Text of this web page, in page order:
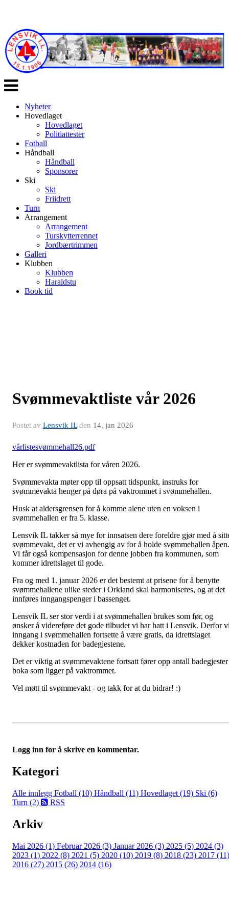
Veksle
navigasjon
Nyheter
Hovedlaget
Hovedlaget
Politiattester
Fotball
Håndball
Håndball
Sponsorer
Ski
Ski
Friidrett
Turn
Arrangement
Arrangement
Turskytterrennet
Jordbærtrimmen
Galleri
Klubben
Klubben
Haraldstu
Book tid
Svømmevaktliste vår 2026
Postet av Lensvik ILden 14. jan 2026
vårlistesvømmehall26.pdf
Her er svømmevaktlista for våren 2026.
Svømmevakta møter opp til oppsatt tidspunkt, instruks for
svømmevakta henger på døra på vaktrommet i svømmehallen.
Husk at aldersgrensen for å komme alene uten en voksen i
svømmehallen er fra 5. klasse.
Lensvik IL takker så mye for innsatsen dere foreldre gjør med å
svømmevakt, det er vi avhengig av for å holde svømmehallen åpen.
Vi får også kompensasjon for denne jobben fra kommunen, som
kommer idrettslaget til gode.
Fra og med 1. januar 2026 er det bestemt at prisene for å benytte
svømmehallene ulike steder i Orkland skal harmoniseres, og at det
innføres inngangspenger i bassenget.
Lensvik IL ser stor verdi i at svømmehallen brukes som før, og
ønsker å videreføre det gode tilbudet vi har hatt i Lensvik. Derfor
inngang i svømmehallen fortsette å være gratis, da idrettslaget
dekker kostnaden for badegjestene.
Det er viktig at svømmevaktene fortsatt fører opp antall
boka som ligger på vaktrommet.
Vel møtt til svømmevakt - og takk for at du bidrar! :)
Logg inn for å skrive en kommentar.
Kategori
Alle innlegg Fotball (10) Håndball (11) Hovedlaget (19) Ski (6)
Turn (2)
RSS
Arkiv
Mai 2026 (1) Februar 2026 (3) Januar 2026 (3) 2025 (5) 2024 (3)
2023 (1) 2022 (8) 2021 (5) 2020 (10) 2019 (8) 2018 (23) 2017 (11)
2016 (27) 2015 (26) 2014 (16)